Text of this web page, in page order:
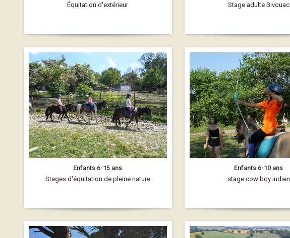
Équitation d'extérieur
Stage adulte Bivouac
Enfants 6-15 ans
Stages d'équitation de pleine nature
Enfants 6-10 ans
stage cow boy indien